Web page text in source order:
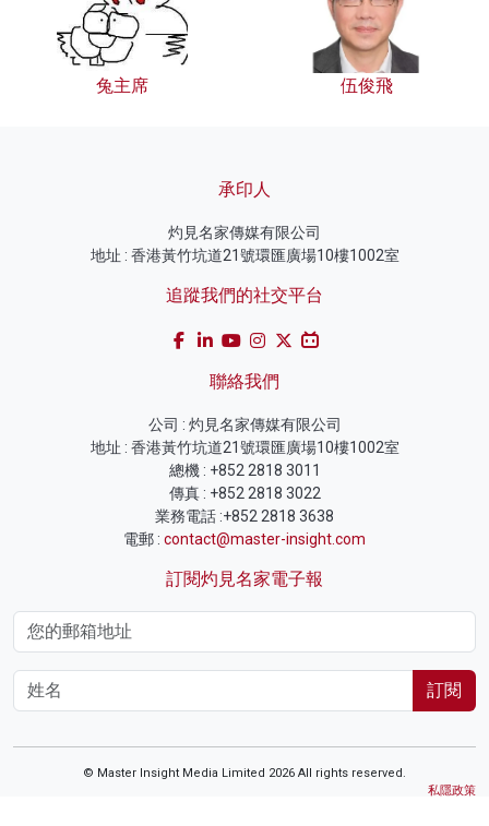
兔主席 伍俊飛
承印人
灼見名家傳媒有限公司
地址 : 香港黃竹坑道21號環匯廣場10樓1002室
追蹤我們的社交平台
聯絡我們
公司 : 灼見名家傳媒有限公司
地址 : 香港黃竹坑道21號環匯廣場10樓1002室
總機 : +852 2818 3011
傳真 : +852 2818 3022
業務電話 :+852 2818 3638
電郵 : contact@master-insight.com
訂閱灼見名家電子報
訂閱
© Master Insight Media Limited 2026 All rights reserved.
私隱政策